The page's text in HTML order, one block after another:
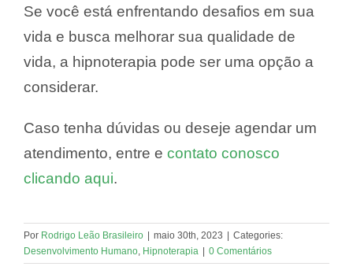
Se você está enfrentando desafios em sua
vida e busca melhorar sua qualidade de
vida, a hipnoterapia pode ser uma opção a
considerar.
Caso tenha dúvidas ou deseje agendar um
atendimento, entre e contato conosco
clicando aqui.
Por Rodrigo Leão Brasileiro | maio 30th, 2023 | Categories:
Desenvolvimento Humano Hipnoterapia | 0 Comentários